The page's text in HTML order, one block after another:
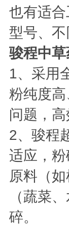
也有适
型号、
骏程中
1、采用
粉纯度
问题，
2、骏程
适应，
原料（
（蔬菜
碎。